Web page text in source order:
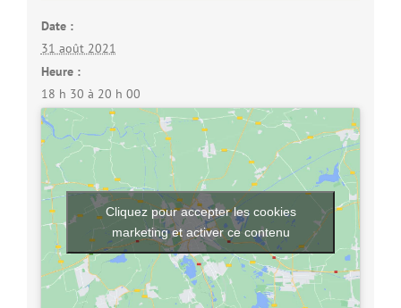
Date :
31 août 2021
Heure :
18 h 30 à 20 h 00
Cliquez pour accepter les cookies
marketing et activer ce contenu